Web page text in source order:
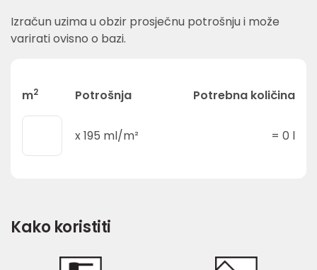
Izračun uzima u obzir prosječnu potrošnju i može
varirati ovisno o bazi.
m2 Potrošnja Potrebna količina
x195 ml/m² = 0 l
Kako koristiti